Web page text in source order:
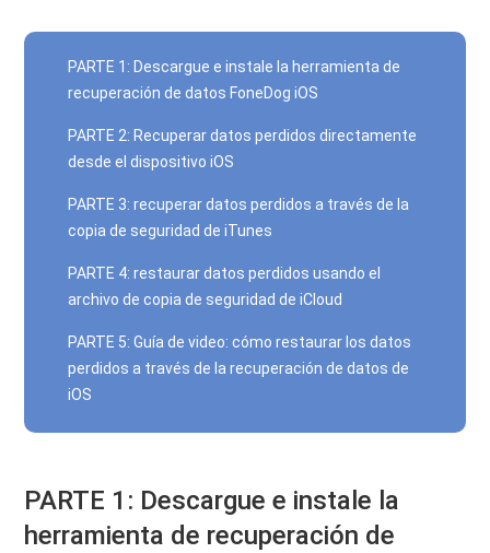
PARTE 1: Descargue e instale la herramienta de
recuperación de datos FoneDog iOS
PARTE 2: Recuperar datos perdidos directamente
desde el dispositivo iOS
PARTE 3: recuperar datos perdidos a través de la
copia de seguridad de iTunes
PARTE 4: restaurar datos perdidos usando el
archivo de copia de seguridad de iCloud
PARTE 5: Guía de video: cómo restaurar los datos
perdidos a través de la recuperación de datos de
iOS
PARTE 1: Descargue e instale la
herramienta de recuperación de